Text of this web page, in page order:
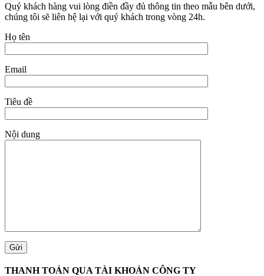
Quý khách hàng vui lòng điền đầy đủ thông tin theo mẫu bên dưới,
chúng tôi sẽ liên hệ lại với quý khách trong vòng 24h.
Họ tên
Email
Tiêu đề
Nội dung
THANH TOÁN QUA TÀI KHOẢN CÔNG TY